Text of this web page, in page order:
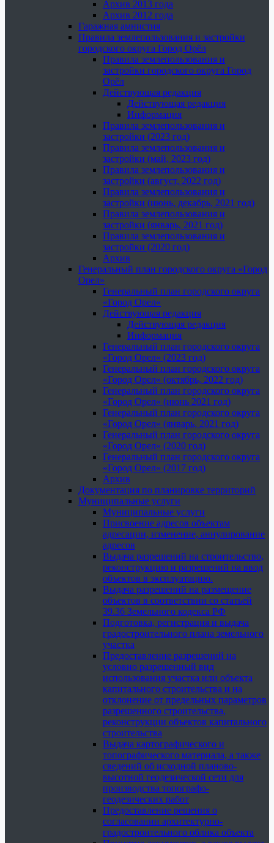
Архив 2013 года
Архив 2012 года
Гаражная амнистия
Правила землепользования и застройки
городского округа Город Орёл
Правила землепользования и
застройки городского округа Город
Орёл
Действующая редакция
Действующая редакция
Информация
Правила землепользования и
застройки (2023 год)
Правила землепользования и
застройки (май, 2023 год)
Правила землепользования и
застройки (август, 2022 год)
Правила землепользования и
застройки (июнь, декабрь, 2021 год)
Правила землепользования и
застройки (январь, 2021 год)
Правила землепользования и
застройки (2020 год)
Архив
Генеральный план городского округа «Город
Орел»
Генеральный план городского округа
«Город Орел»
Действующая редакция
Действующая редакция
Информация
Генеральный план городского округа
«Город Орел» (2023 год)
Генеральный план городского округа
«Город Орел» (октябрь, 2022 год)
Генеральный план городского округа
«Город Орел» (июнь 2021 год)
Генеральный план городского округа
«Город Орел» (январь, 2021 год)
Генеральный план городского округа
«Город Орел» (2020 год)
Генеральный план городского округа
«Город Орел» (2017 год)
Архив
Документация по планировке территорий
Муниципальные услуги
Муниципальные услуги
Присвоение адресов объектам
адресации, изменение, аннулирование
адресов
Выдача разрешений на строительство,
реконструкцию и разрешений на ввод
объектов в эксплуатацию.
Выдача разрешений на размещение
объектов в соответствии со статьей
39.36 Земельного кодекса РФ
Подготовка, регистрация и выдача
градостроительного плана земельного
участка
Предоставление разрешений на
условно разрешенный вид
использования участка или объекта
капитального строительства и на
отклонение от предельных параметров
разрешенного строительства,
реконструкции объектов капитального
строительства
Выдача картографического и
топографического материала, а также
сведений об исходной планово-
высотной геодезической сети для
производства топографо-
геодезических работ
Предоставление решения о
согласовании архитектурно-
градостроительного облика объекта